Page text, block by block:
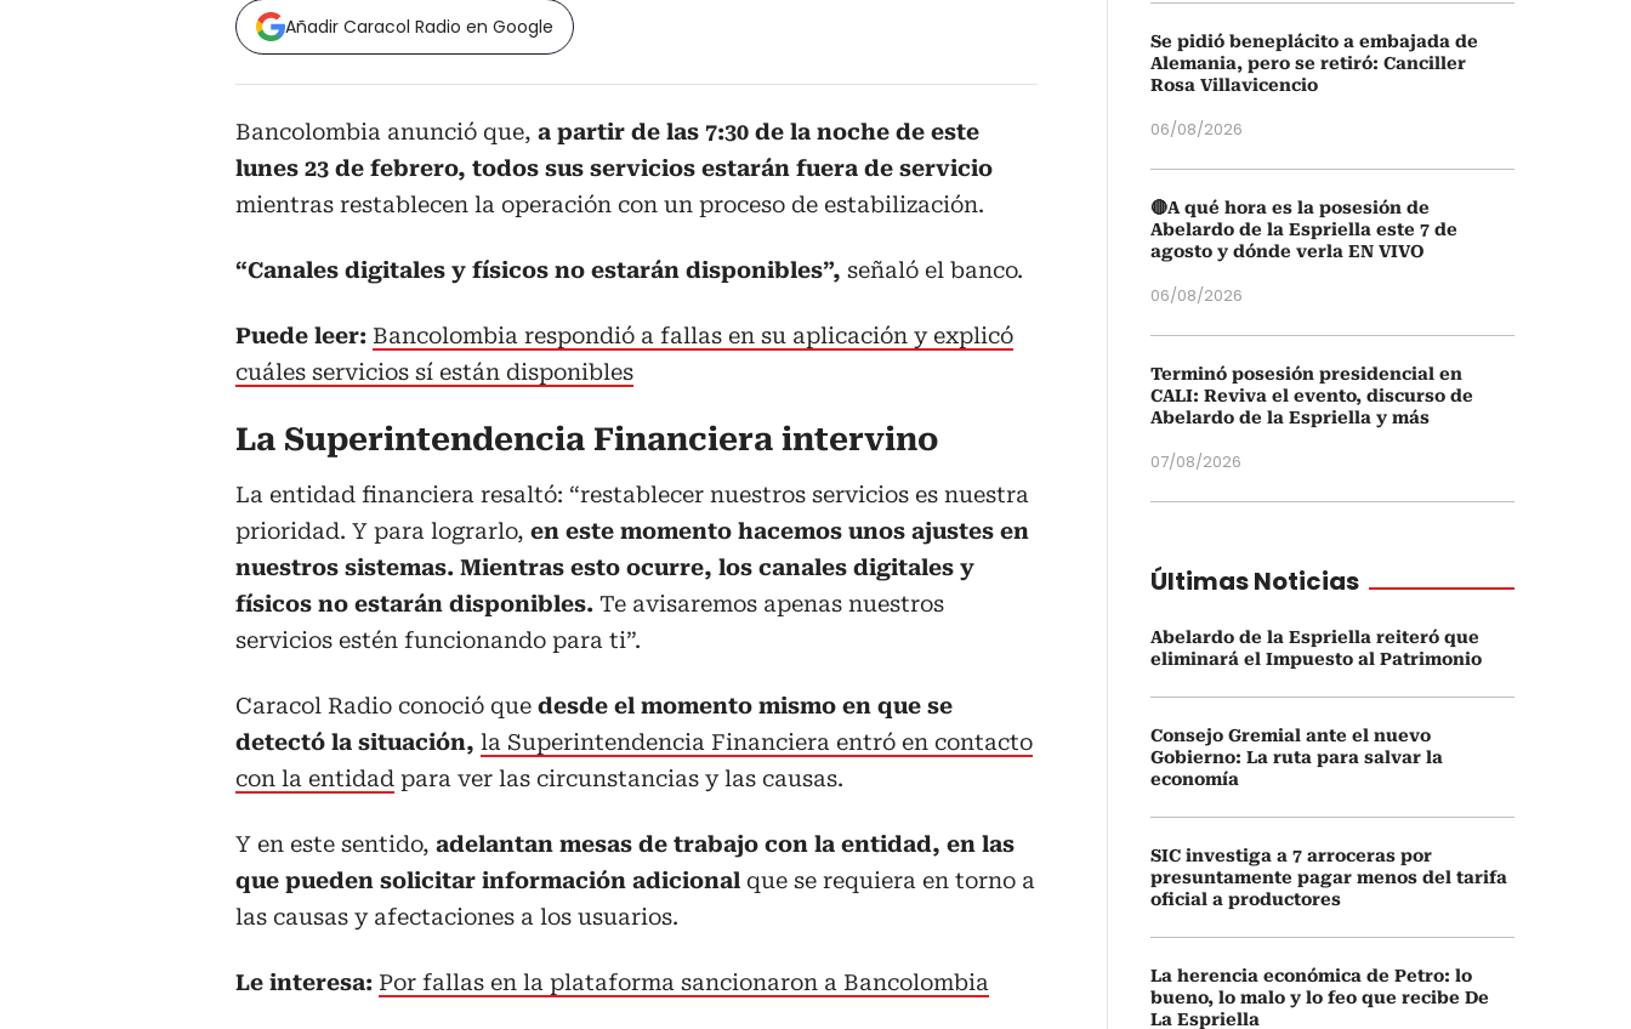
Añadir Caracol Radio en Google
Bancolombia anunció que, a partir de las 7:30 de la noche de este
lunes 23 de febrero, todos sus servicios estarán fuera de servicio
mientras restablecen la operación con un proceso de estabilización.
“Canales digitales y físicos no estarán disponibles”, señaló el banco.
Puede leer: Bancolombia respondió a fallas en su aplicación y explicó
cuáles servicios sí están disponibles
La Superintendencia Financiera intervino
La entidad financiera resaltó: “restablecer nuestros servicios es nuestra
prioridad. Y para lograrlo, en este momento hacemos unos ajustes en
nuestros sistemas. Mientras esto ocurre, los canales digitales y
físicos no estarán disponibles. Te avisaremos apenas nuestros
servicios estén funcionando para ti”.
Caracol Radio conoció que desde el momento mismo en que se
detectó la situación, la Superintendencia Financiera entró en contacto
con la entidad para ver las circunstancias y las causas.
Y en este sentido, adelantan mesas de trabajo con la entidad, en las
que pueden solicitar información adicional que se requiera en torno a
las causas y afectaciones a los usuarios.
Le interesa: Por fallas en la plataforma sancionaron a Bancolombia
Se pidió beneplácito a embajada de
Alemania, pero se retiró: Canciller
Rosa Villavicencio
06/08/2026
🔴A qué hora es la posesión de
Abelardo de la Espriella este 7 de
agosto y dónde verla EN VIVO
06/08/2026
Terminó posesión presidencial en
CALI: Reviva el evento, discurso de
Abelardo de la Espriella y más
07/08/2026
Últimas Noticias
Abelardo de la Espriella reiteró que
eliminará el Impuesto al Patrimonio
Consejo Gremial ante el nuevo
Gobierno: La ruta para salvar la
economía
SIC investiga a 7 arroceras por
presuntamente pagar menos del tarifa
oficial a productores
La herencia económica de Petro: lo
bueno, lo malo y lo feo que recibe De
La Espriella